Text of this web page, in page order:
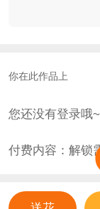
你在此作品上
您还没有登录哦
付费内容：解锁